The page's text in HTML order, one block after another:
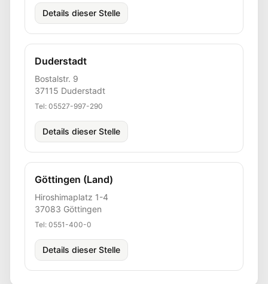
Details dieser Stelle
Duderstadt
Bostalstr. 9
37115 Duderstadt
Tel: 05527-997-290
Details dieser Stelle
Göttingen (Land)
Hiroshimaplatz 1-4
37083 Göttingen
Tel: 0551-400-0
Details dieser Stelle